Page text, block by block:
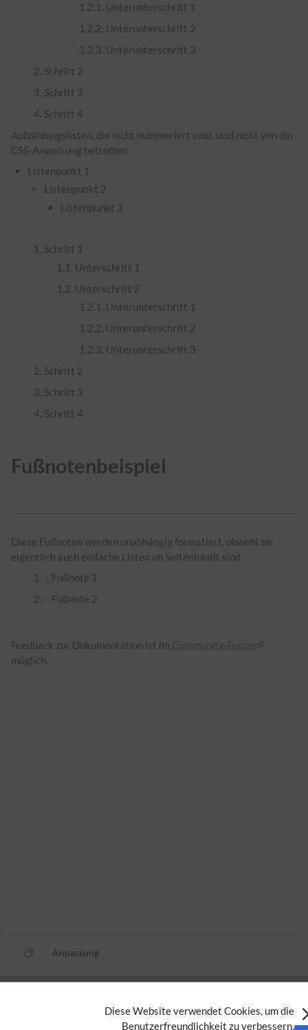
Diese Website verwendet Cookies, um die
Benutzerfreundlichkeit zu verbessern.
Unterunterschritt 1
Unterunterschritt 2
Unterunterschritt 3
Schritt 2
Schritt 3
Schritt 4
Aufzählungslisten, die nicht nummeriert sind, sind nicht von der
CSS-Anweisung betroffen:
Listenpunkt 1
Listenpunkt 2
Listenpunkt 3
Schritt 1
Unterschritt 1
Unterschritt 2
Unterunterschritt 1
Unterunterschritt 2
Unterunterschritt 3
Schritt 2
Schritt 3
Schritt 4
Fußnotenbeispiel
Diese Fußnoten werden unabhängig formatiert, obwohl sie
eigentlich auch einfache Listen im Seiteninhalt sind.
↑ Fußnote 1
↑ Fußnote 2
Feedback zur Dokumentation ist im Community-Forum
möglich.
Anpassung
Nutzungsbedingungen